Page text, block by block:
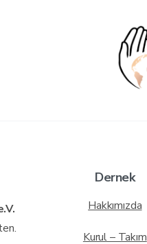
Dernek
Hakkımızda
Kurul – Takım